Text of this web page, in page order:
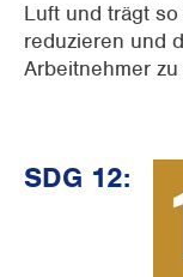
Luft und trägt
reduzieren und
Arbeitnehmer
SDG 12: